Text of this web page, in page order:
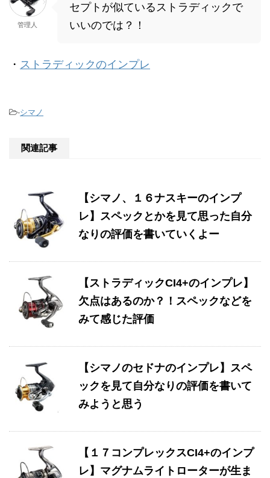
管理人
セプトが似ているストラディックで
いいのでは？！
・ ストラディックのインプレ
-シマノ
関連記事
【シマノ、１６ナスキーのインプ
レ】スペックとかを見て思った自分
なりの評価を書いていくよー
【ストラディックCI4+のインプレ】
欠点はあるのか？！スペックなどを
みて感じた評価
【シマノのセドナのインプレ】スペ
ックを見て自分なりの評価を書いて
みようと思う
【１７コンプレックスCI4+のインプ
レ】マグナムライトローターが生ま